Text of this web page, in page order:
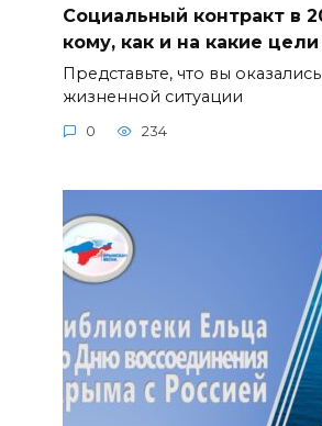
Социальный контракт в
кому, как и на какие цели
Представьте, что вы
жизненной ситуации
0 234